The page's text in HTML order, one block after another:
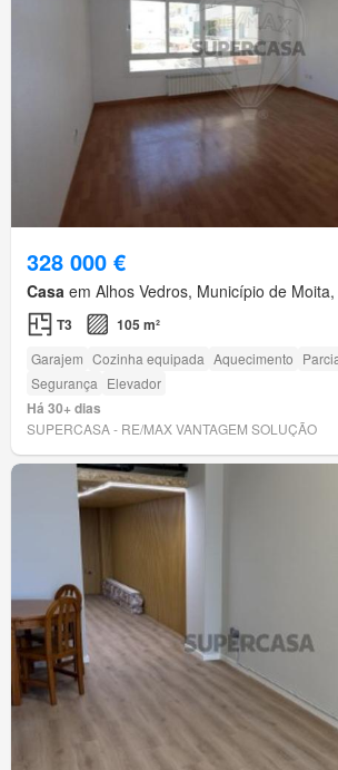
328 000 €
Casa em Alhos Vedros, Município de
T3 105 m²
Garajem Cozinha equipada Aquecimento
Segurança Elevador
Há 30+ dias
SUPERCASA - RE/MAX VANTAGEM SOLUÇÃO